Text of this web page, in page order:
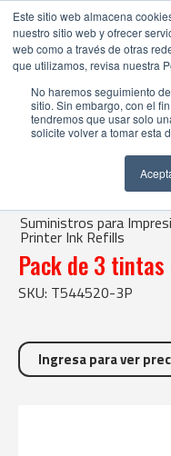
Este sitio web almacena
nuestro sitio web y ofrecer
web como a través de otras
que utilizamos, revisa nuestra
No haremos seguimiento
sitio. Sin embargo, con el
tendremos que usar solo
solicite volver a tomar esta
| Pack de 3 tintas de color
Suministros para
Printer Ink Refills
Pack de 3
SKU: T544520-3P
Ingresa para ver